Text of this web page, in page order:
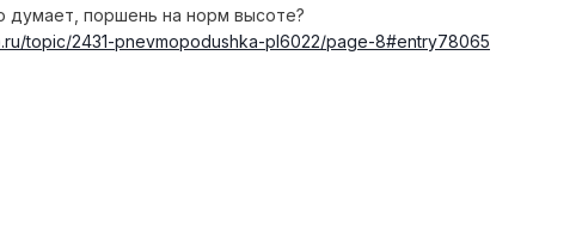
думает, поршень на норм высоте?
topic/2431-pnevmopodushka-pl6022/page-8#entry78065